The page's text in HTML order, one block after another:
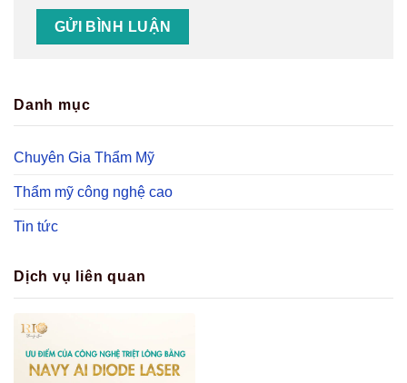
Danh mục
Chuyên Gia Thẩm Mỹ
Thẩm mỹ công nghệ cao
Tin tức
Dịch vụ liên quan